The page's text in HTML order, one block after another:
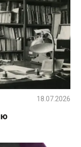
18.07.2026